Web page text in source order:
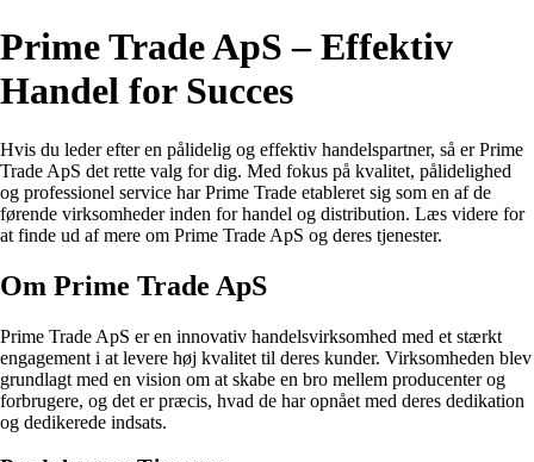
Prime Trade ApS – Effektiv
Handel for Succes
Hvis du leder efter en pålidelig og effektiv handelspartner, så er Prime
Trade ApS det rette valg for dig. Med fokus på kvalitet, pålidelighed
og professionel service har Prime Trade etableret sig som en af de
førende virksomheder inden for handel og distribution. Læs videre for
at finde ud af mere om Prime Trade ApS og deres tjenester.
Om Prime Trade ApS
Prime Trade ApS er en innovativ handelsvirksomhed med et stærkt
engagement i at levere høj kvalitet til deres kunder. Virksomheden blev
grundlagt med en vision om at skabe en bro mellem producenter og
forbrugere, og det er præcis, hvad de har opnået med deres dedikation
og dedikerede indsats.